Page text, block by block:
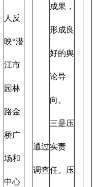
人反
映“潜
江市
园林
路金
桥广
场和
中心
通过
调查
成果，
形成良
好的舆
论导
向。
三是压
实责
任。压